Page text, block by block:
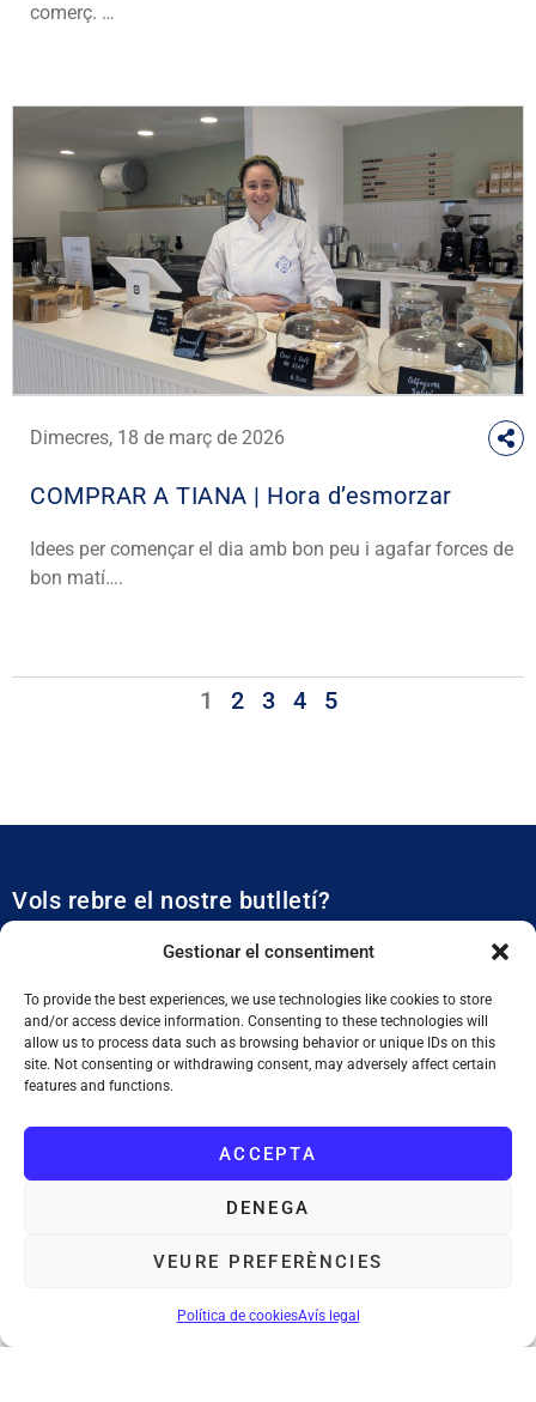
Gestionar el consentiment
To provide the best experiences, we use technologies like cookies to store
and/or access device information. Consenting to these technologies will
allow us to process data such as browsing behavior or unique IDs on this
site. Not consenting or withdrawing consent, may adversely affect certain
features and functions.
ACCEPTA
DENEGA
VEURE PREFERÈNCIES
Política de cookiesAvís legal
comerç. …
Dimecres, 18 de març de 2026
COMPRAR A TIANA | Hora d’esmorzar
Idees per començar el dia amb bon peu i agafar forces de
bon matí….
1 2 3 4 5
Vols rebre el nostre butlletí?
He llegit i accepto laPolítica de Privacitat
Ajuntament de Tiana: Plaça de la Vila, 1. 08391 Tiana. Tel. 933 955
Política de cookiesMapa webAccessibilitat